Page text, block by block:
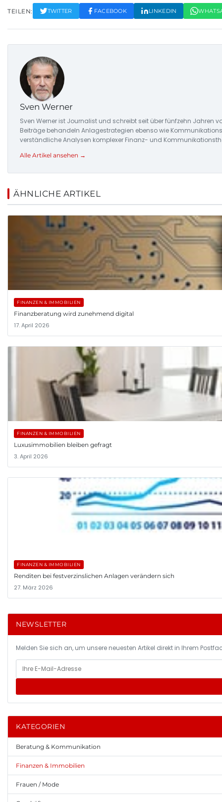
TEILEN: TWITTER FACEBOOK LINKEDIN
Sven Werner
Sven Werner ist Journalist und schreibt seit über fünfzehn
Beiträge behandeln Anlagestrategien ebenso wie
verständliche Analysen komplexer Finanz- und
Alle Artikel ansehen →
ÄHNLICHE ARTIKEL
FINANZEN & IMMOBILIEN
Finanzberatung wird zunehmend digital
17. April 2026
FINANZEN & IMMOBILIEN
Luxusimmobilien bleiben gefragt
3. April 2026
FINANZEN & IMMOBILIEN
Renditen bei festverzinslichen Anlagen verändern sich
27. März 2026
NEWSLETTER
Melden Sie sich an, um unsere neuesten Artikel direkt in Ihrem
KATEGORIEN
Beratung & Kommunikation
Finanzen & Immobilien
Frauen / Mode